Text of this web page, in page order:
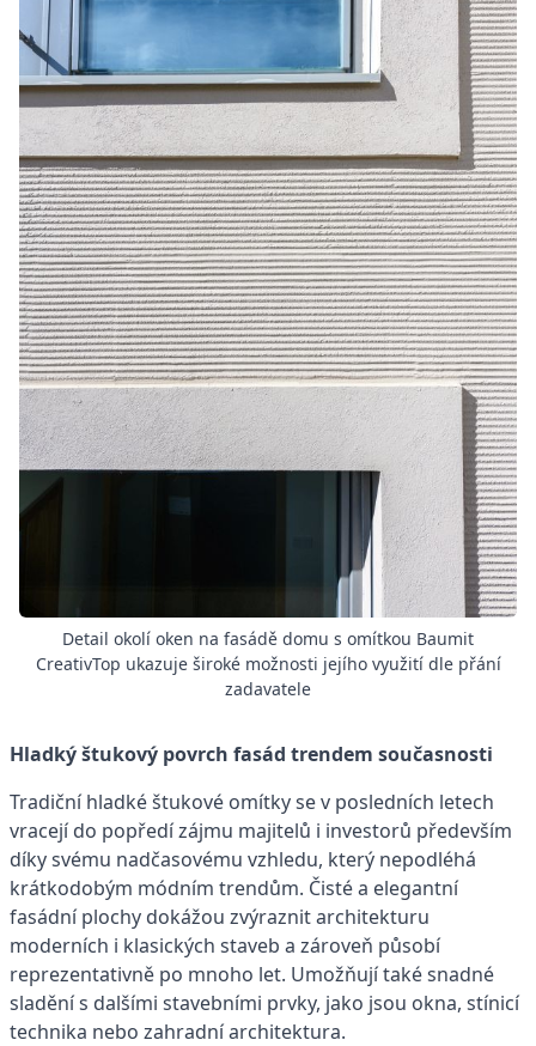
Detail okolí oken na fasádě domu s omítkou Baumit
CreativTop ukazuje široké možnosti jejího využití dle přání
zadavatele
Hladký štukový povrch fasád trendem současnosti
Tradiční hladké štukové omítky se v posledních letech
vracejí do popředí zájmu majitelů i investorů především
díky svému nadčasovému vzhledu, který nepodléhá
krátkodobým módním trendům. Čisté a elegantní
fasádní plochy dokážou zvýraznit architekturu
moderních i klasických staveb a zároveň působí
reprezentativně po mnoho let. Umožňují také snadné
sladění s dalšími stavebními prvky, jako jsou okna, stínicí
technika nebo zahradní architektura.